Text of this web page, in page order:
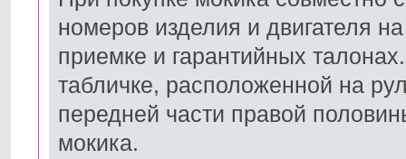
номеров изделия и двигателя
приемке и гарантийных
табличке, расположенной на
передней части правой
мокика.